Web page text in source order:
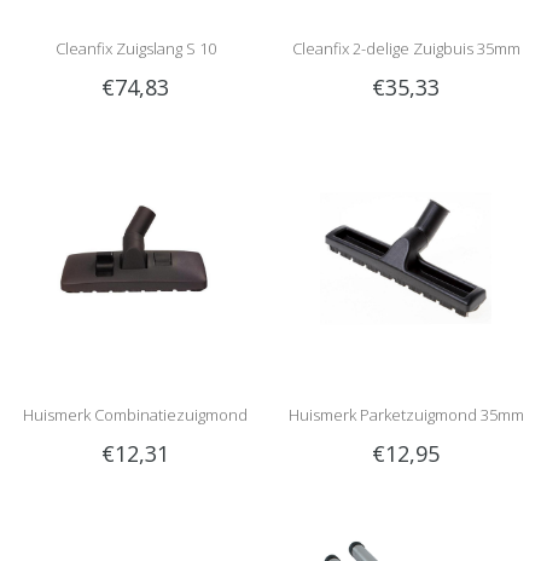
Cleanfix Zuigslang S 10
€74,83
Cleanfix 2-delige Zuigbuis 35mm
€35,33
Huismerk Combinatiezuigmond
35mm
€12,31
Huismerk Parketzuigmond 35mm
€12,95